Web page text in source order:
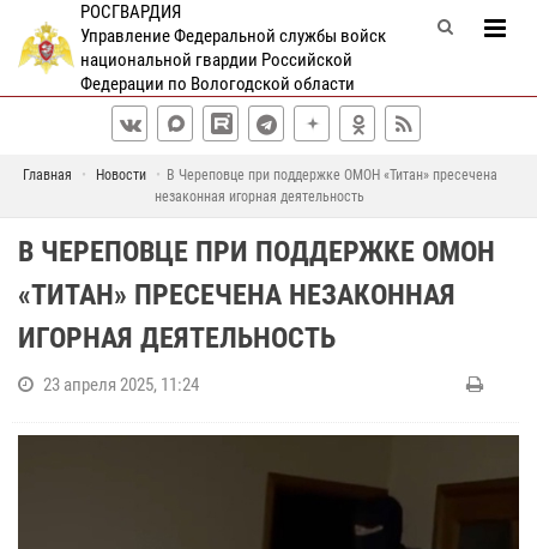
РОСГВАРДИЯ
Управление Федеральной службы войск
национальной гвардии Российской
Федерации по Вологодской области
Главная Новости
В Череповце при поддержке ОМОН «Титан» пресечена
незаконная игорная деятельность
В ЧЕРЕПОВЦЕ ПРИ ПОДДЕРЖКЕ ОМОН
«ТИТАН» ПРЕСЕЧЕНА НЕЗАКОННАЯ
ИГОРНАЯ ДЕЯТЕЛЬНОСТЬ
23 апреля 2025, 11:24